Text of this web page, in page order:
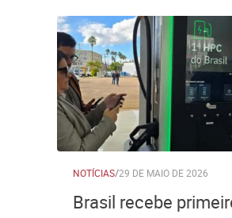
NOTÍCIAS/29 DE MAIO DE 2026
Brasil recebe